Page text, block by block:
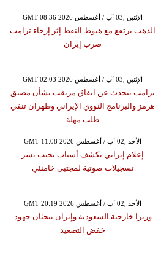
GMT 08:36 2026 الإثنين ,03 آب / أغسطس
الذهب يرتفع مع هبوط النفط إثر إرجاء ترامب
ضرب إيران
GMT 02:03 2026 الإثنين ,03 آب / أغسطس
ترامب يتحدث عن اتفاق مرتقب بشأن مضيق
هرمز والبرنامج النووي الإيراني وطهران تنفي
طلب مهلة
GMT 11:08 2026 الأحد ,02 آب / أغسطس
إعلام إيراني يكشف أسباب تجنب نشر
تسجيلات صوتية لمجتبى خامنئي
GMT 20:19 2026 الأحد ,02 آب / أغسطس
وزيرا خارجية السعودية وإيران يبحثان جهود
خفض التصعيد